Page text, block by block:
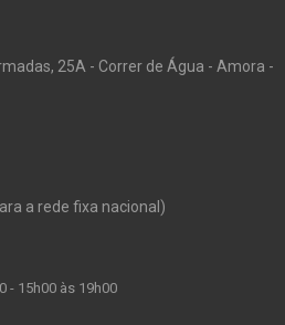
25A - Correr de Água - Amora -
a rede fixa nacional)
- 15h00 às 19h00